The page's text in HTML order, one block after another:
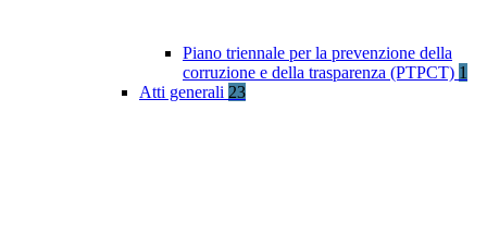
Piano triennale per la prevenzione della
corruzione e della trasparenza (PTPCT) 1
Atti generali 23